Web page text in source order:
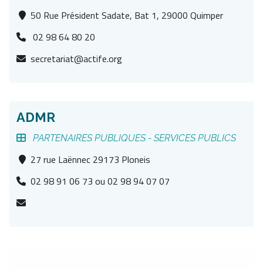
50 Rue Président Sadate, Bat 1, 29000 Quimper
02 98 64 80 20
secretariat@actife.org
ADMR
PARTENAIRES PUBLIQUES - SERVICES PUBLICS
27 rue Laënnec 29173 Ploneis
02 98 91 06 73 ou 02 98 94 07 07